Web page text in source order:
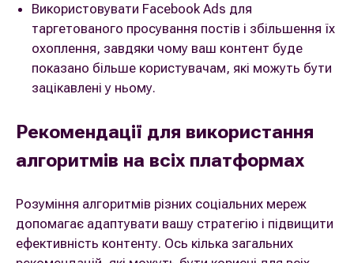
Використовувати Facebook Ads для
таргетованого просування постів і збільшення їх
охоплення, завдяки чому ваш контент буде
показано більше користувачам, які можуть бути
зацікавлені у ньому.
Рекомендації для використання
алгоритмів на всіх платформах
Розуміння алгоритмів різних соціальних мереж
допомагає адаптувати вашу стратегію і підвищити
ефективність контенту. Ось кілька загальних